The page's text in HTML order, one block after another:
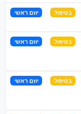
בטיפול יוזם ראשי
בטיפול יוזם ראשי
בטיפול יוזם ראשי